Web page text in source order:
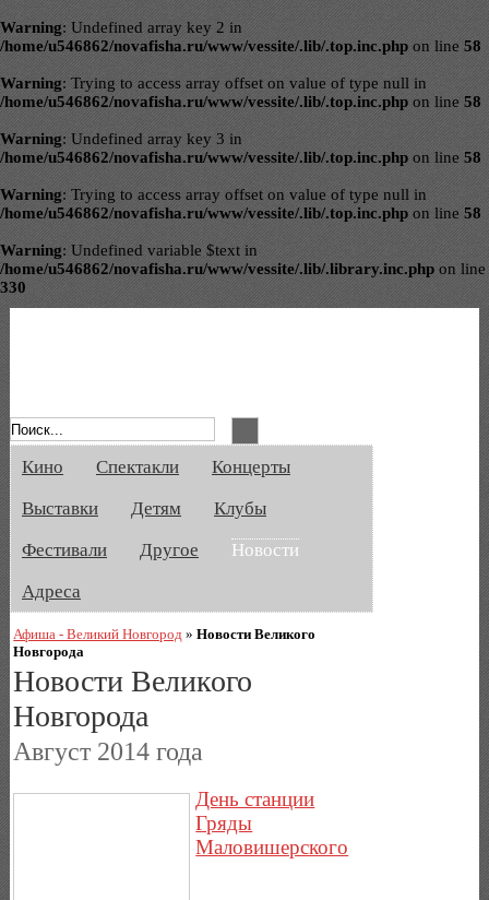
Warning: Undefined array key 2 in
/home/u546862/novafisha.ru/www/vessite/.lib/.top.inc.php on line 58
Warning: Trying to access array offset on value of type null in
/home/u546862/novafisha.ru/www/vessite/.lib/.top.inc.php on line 58
Warning: Undefined array key 3 in
/home/u546862/novafisha.ru/www/vessite/.lib/.top.inc.php on line 58
Warning: Trying to access array offset on value of type null in
/home/u546862/novafisha.ru/www/vessite/.lib/.top.inc.php on line 58
Warning: Undefined variable $text in
/home/u546862/novafisha.ru/www/vessite/.lib/.library.inc.php on line
330
Кино Спектакли
Концерты
Выставки
Детям
Клубы
Фестивали
Другое
Новости
Адреса
Афиша - Великий Новгород »Новости Великого
Новгорода
Новости Великого
Новгорода
Август 2014 года
День станции
Гряды
Маловишерского